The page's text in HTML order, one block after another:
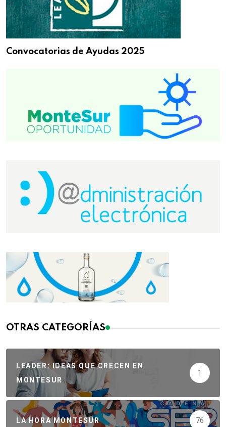
Convocatorias de Ayudas 2025
OTRAS CATEGORÍAS
LEADER: IDEAS QUE CRECEN EN
MONTESUR
1
LA HORA MONTESUR 76